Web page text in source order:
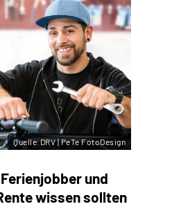
und
wissen sollten
Quelle:DRV | PeTe FotoDesign